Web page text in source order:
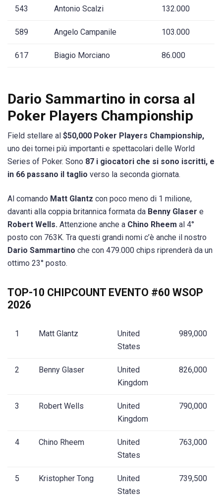
543 Antonio Scalzi 132.000
589 Angelo Campanile 103.000
617 Biagio Morciano 86.000
Dario Sammartino in corsa al
Poker Players Championship
Field stellare al $50,000 Poker Players Championship,
uno dei tornei più importanti e spettacolari delle World
Series of Poker. Sono 87 i giocatori che si sono iscritti, e
in 66 passano il taglio verso la seconda giornata.
Al comando Matt Glantz con poco meno di 1 milione,
davanti alla coppia britannica formata da Benny Glaser e
Robert Wells. Attenzione anche a Chino Rheem al 4°
posto con 763K. Tra questi grandi nomi c’è anche il nostro
Dario Sammartino che con 479.000 chips riprenderà da un
ottimo 23° posto.
TOP-10 CHIPCOUNT EVENTO #60 WSOP
2026
1 Matt Glantz
United
States
989,000
2 Benny Glaser
United
Kingdom
826,000
3 Robert Wells
United
Kingdom
790,000
4 Chino Rheem
United
States
763,000
5 Kristopher Tong
United
States
739,500